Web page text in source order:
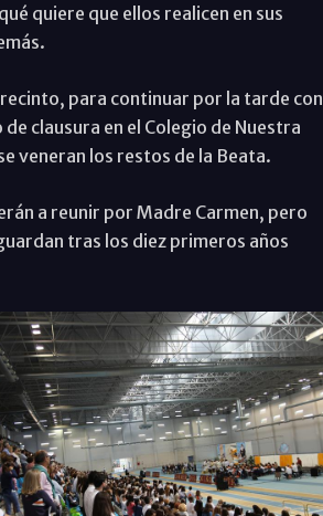
quiere que ellos realicen en sus
para continuar por la tarde con
clausura en el Colegio de Nuestra
veneran los restos de la Beata.
a reunir por Madre Carmen, pero
tras los diez primeros años